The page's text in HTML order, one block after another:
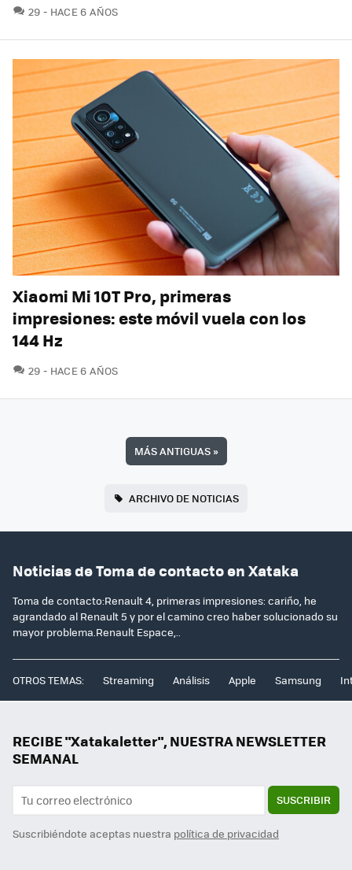
29 COMENTARIOS
HACE 6 AÑOS
Xiaomi Mi 10T Pro, primeras
impresiones: este móvil vuela con los
144 Hz
29 COMENTARIOS
HACE 6 AÑOS
MÁS ANTIGUAS»
ARCHIVO DE NOTICIAS
Noticias de Toma de contacto en Xataka
Toma de contacto:Renault 4, primeras impresiones: cariño, he
agrandado al Renault 5 y por el camino creo haber solucionado su
mayor problema.Renault Espace,..
OTROS TEMAS: Streaming Análisis Apple Samsung
RECIBE "Xatakaletter", NUESTRA NEWSLETTER
SEMANAL
SUSCRIBIR
Suscribiéndote aceptas nuestra política de privacidad